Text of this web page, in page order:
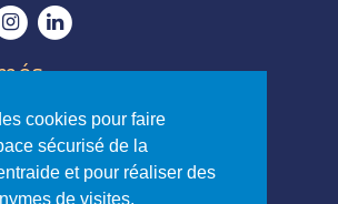
cookies pour faire
sécurisé de la
et pour réaliser des
de visites.